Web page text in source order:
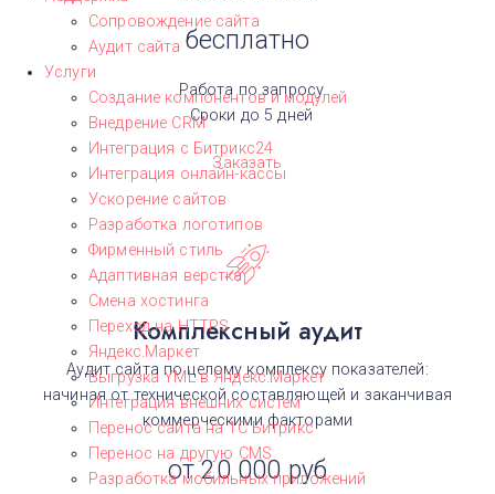
Сопровождение сайта
Аудит сайта
Услуги
Создание компонентов и модулей
Внедрение CRM
Интеграция с Битрикс24
Интеграция онлайн-кассы
Ускорение сайтов
Разработка логотипов
Фирменный стиль
Адаптивная верстка
Смена хостинга
Переход на HTTPS
Яндекс.Маркет
Выгрузка YML в Яндекс.Маркет
Интеграция внешних систем
Перенос сайта на 1С Битрикс
Перенос на другую CMS​
Разработка мобильных приложений
бесплатно
Работа по запросу
Сроки до 5 дней
Заказать
Комплексный аудит
Аудит сайта по целому комплексу показателей:
начиная от технической составляющей и заканчивая
коммерческими факторами
от 20 000 руб